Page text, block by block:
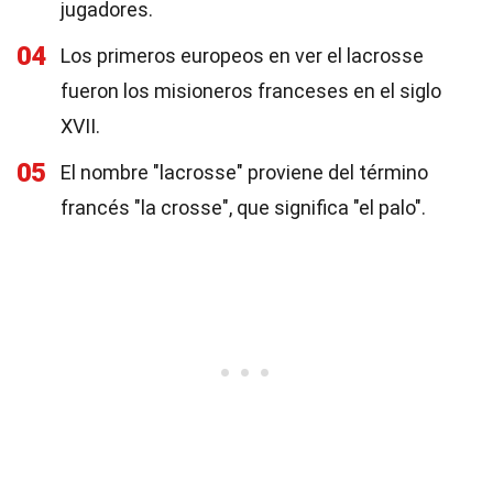
jugadores.
04
Los primeros europeos en ver el lacrosse
fueron los misioneros franceses en el siglo
XVII.
05
El nombre "lacrosse" proviene del término
francés "la crosse", que significa "el palo".